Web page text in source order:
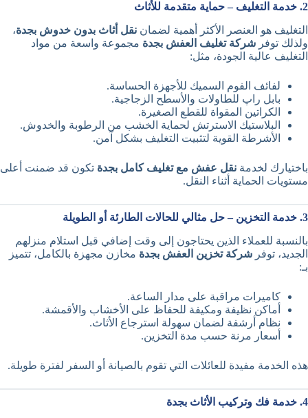
2. خدمة التغليف – حماية متقدمة للأثاث
التغليف هو العنصر الأكثر أهمية لضمان نقل أثاث بدون خدوش بجدة،
ولذلك توفر شركة تغليف العفش بجدة مجموعة واسعة من مواد
التغليف عالية الجودة، مثل:
لفائف الفوم السميك للأجهزة الحساسة.
بابل راپ للطاولات والأسطح الزجاجية.
الكراتين المقواة للقطع الصغيرة.
البلاستيك الاسترتش لحماية الخشب من الرطوبة والخدوش.
الأشرطة القوية لتثبيت التغليف بشكل آمن.
باختيارك لخدمة نقل عفش مع تغليف كامل بجدة تكون قد ضمنت أعلى
مستويات الحماية أثناء النقل.
3. خدمة التخزين – حل مثالي للحالات الطارئة أو الطويلة
بالنسبة للعملاء الذين يحتاجون إلى وقت إضافي قبل استلام منزلهم
الجديد، توفر شركة تخزين العفش بجدة مخازن مجهزة بالكامل، تتميز
بـ:
كاميرات مراقبة على مدار الساعة.
أماكن نظيفة ومكيفة للحفاظ على الأخشاب والأقمشة.
نظام أرشفة لضمان سهولة استرجاع الأثاث.
أسعار مرنة حسب مدة التخزين.
هذه الخدمة مفيدة للعائلات التي تقوم بالصيانة أو السفر لفترة طويلة.
4. خدمة فك وتركيب الأثاث بجدة